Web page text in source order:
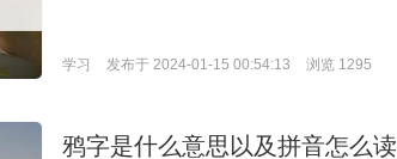
学习 发布于 2024-01-15 00:54:13 浏览 1295
鸦字是什么意思以及拼音怎么读